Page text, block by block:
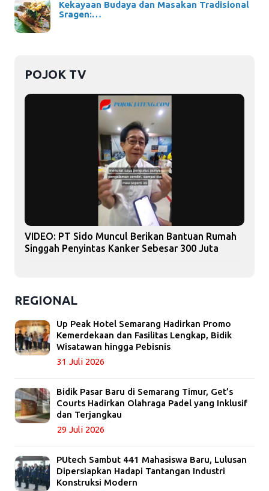
Kekayaan Budaya dan Masakan Tradisional
Sragen:…
POJOK TV
VIDEO: PT Sido Muncul Berikan Bantuan Rumah
Singgah Penyintas Kanker Sebesar 300 Juta
REGIONAL
Up Peak Hotel Semarang Hadirkan Promo
Kemerdekaan dan Fasilitas Lengkap, Bidik
Wisatawan hingga Pebisnis
31 Juli 2026
Bidik Pasar Baru di Semarang Timur, Get’s
Courts Hadirkan Olahraga Padel yang Inklusif
dan Terjangkau
29 Juli 2026
PUtech Sambut 441 Mahasiswa Baru, Lulusan
Dipersiapkan Hadapi Tantangan Industri
Konstruksi Modern